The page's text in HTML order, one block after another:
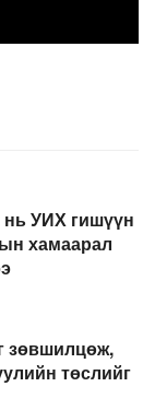
УИХ гишүүн
хамаарал
зөвшилцөж,
төслийг